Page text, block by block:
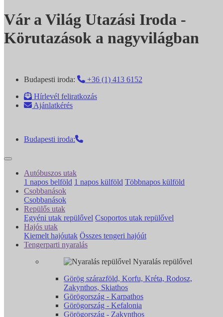
Vár a Világ Utazási Iroda -
Körutazások a nagyvilágban
Budapesti iroda:
+36 (1) 413 6152
Hírlevél feliratkozás
Ajánlatkérés
Budapesti iroda:
Autóbuszos utak
1 napos belföld 1 napos külföld Többnapos külföld
Csobbanások
Csobbanások
Repülős utak
Egyéni utak repülővel Csoportos utak repülővel
Hajós utak
Kiemelt hajóutak Összes tengeri hajóút
Tengerparti nyaralás
Nyaralás repülővel
Görög szárazföld, Korfu, Kréta, Rodosz,
Zakynthos, Skiathos
Görögország - Karpathos
Görögország - Kefalonia
Görögország - Zakynthos